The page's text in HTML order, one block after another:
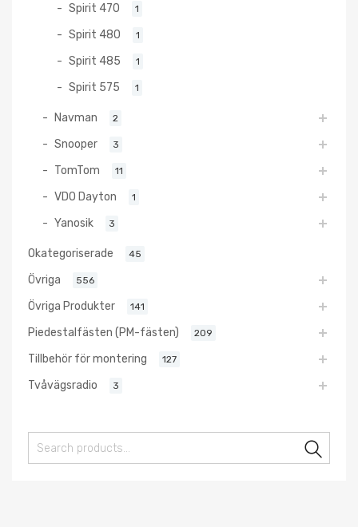
Spirit 470 1
Spirit 480 1
Spirit 485 1
Spirit 575 1
Navman 2
Snooper 3
TomTom 11
VDO Dayton 1
Yanosik 3
Okategoriserade 45
Övriga 556
Övriga Produkter 141
Piedestalfästen (PM-fästen) 209
Tillbehör för montering 127
Tvåvägsradio 3